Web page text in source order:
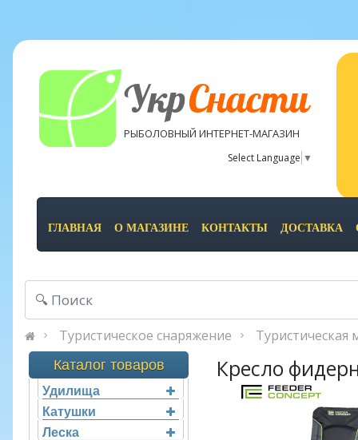
УкрСнасти
РЫБОЛОВНЫЙ ИНТЕРНЕТ-МАГАЗИН
Select Language ▼
ГЛАВНАЯ О МАГАЗИНЕ КОНТАКТЫ ДОСТАВКА
Туристическое снаряжение Туристическая
Каталог товаров
Удилища
Катушки
Леска
Кресло